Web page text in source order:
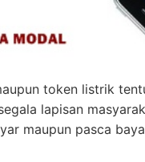
token listrik
lapisan
maupun pasca